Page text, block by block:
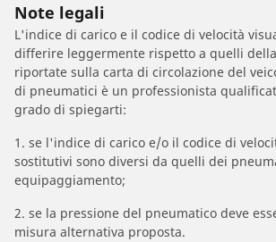
Note legali
L'indice di carico e il codice di velocità
differire leggermente rispetto a quelli
riportate sulla carta di circolazione del
di pneumatici è un professionista
grado di spiegarti:
1. se l'indice di carico e/o il codice di
sostitutivi sono diversi da quelli dei
equipaggiamento;
2. se la pressione del pneumatico deve
misura alternativa proposta.